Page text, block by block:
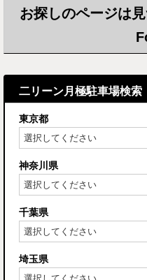
お探しのページは
二リーン月極駐車場検索
東京都
神奈川県
千葉県
埼玉県